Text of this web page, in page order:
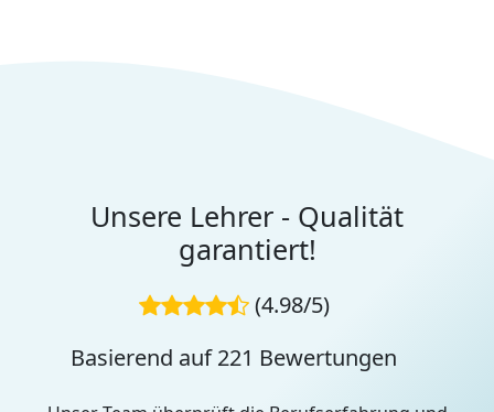
Unsere Lehrer - Qualität
garantiert!
(4.98/5)
Basierend auf 221 Bewertungen